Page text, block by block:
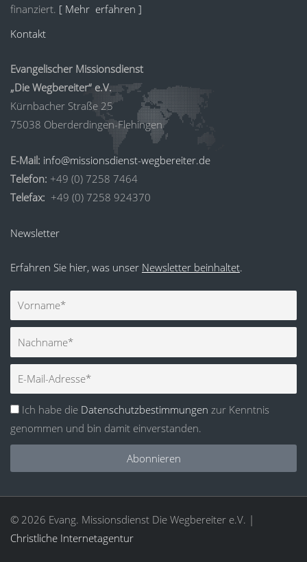
finanziert. [ Mehr erfahren ]
Kontakt
Evangelischer Missionsdienst
„Die Wegbereiter“ e.V.
Kürnbacher Straße 25
75038 Oberderdingen-Flehingen
E-Mail: info@missionsdienst-wegbereiter.de
Telefon: +49 (0) 7258 7464
Telefax: +49 (0) 7258 924370
Newsletter
Erfahren Sie hier, was unser Newsletter beinhaltet.
Vorname
Nachname
Mail
Ich habe die Datenschutzbestimmungen zur Kenntnis
genommen und bin damit einverstanden.
Abonnieren
© 2026 Evang. Missionsdienst Die Wegbereiter e.V. |
Christliche Internetagentur